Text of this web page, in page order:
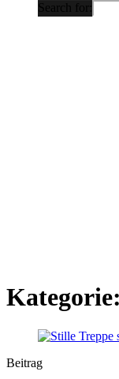
Search for:
Kategorie:
Beitrag